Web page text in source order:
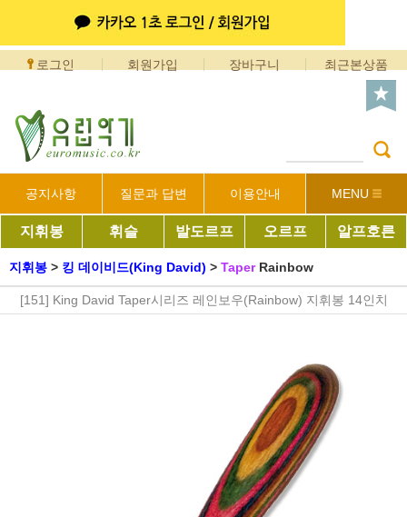
로그인 회원가입 장바구니 최근본상품
공지사항 질문과 답변 이용안내 MENU
지휘봉 휘슬 발도르프 오르프 알프호른
지휘봉 > 킹 데이비드(King David) > TaperRainbow
[151] King David Taper시리즈 레인보우(Rainbow) 지휘봉 14인치